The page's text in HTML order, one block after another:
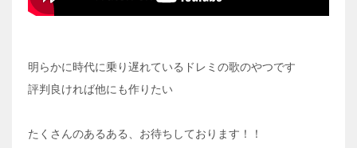
明らかに時代に乗り遅れているドレミの歌のやつです
評判良ければ他にも作りたい
たくさんのあるある、お待ちしております！！